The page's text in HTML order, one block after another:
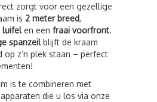
zorgt voor een gezellige
is 2 meter breed,
luifelen een fraai voorfront.
spanzeilblijft de kraam
op z’n plek staan – perfect
is te combineren met
die u los via onze